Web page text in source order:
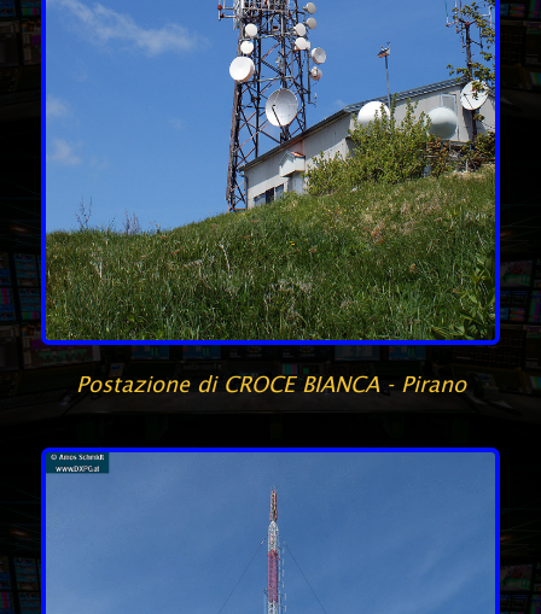
Postazione di CROCE BIANCA - Pirano